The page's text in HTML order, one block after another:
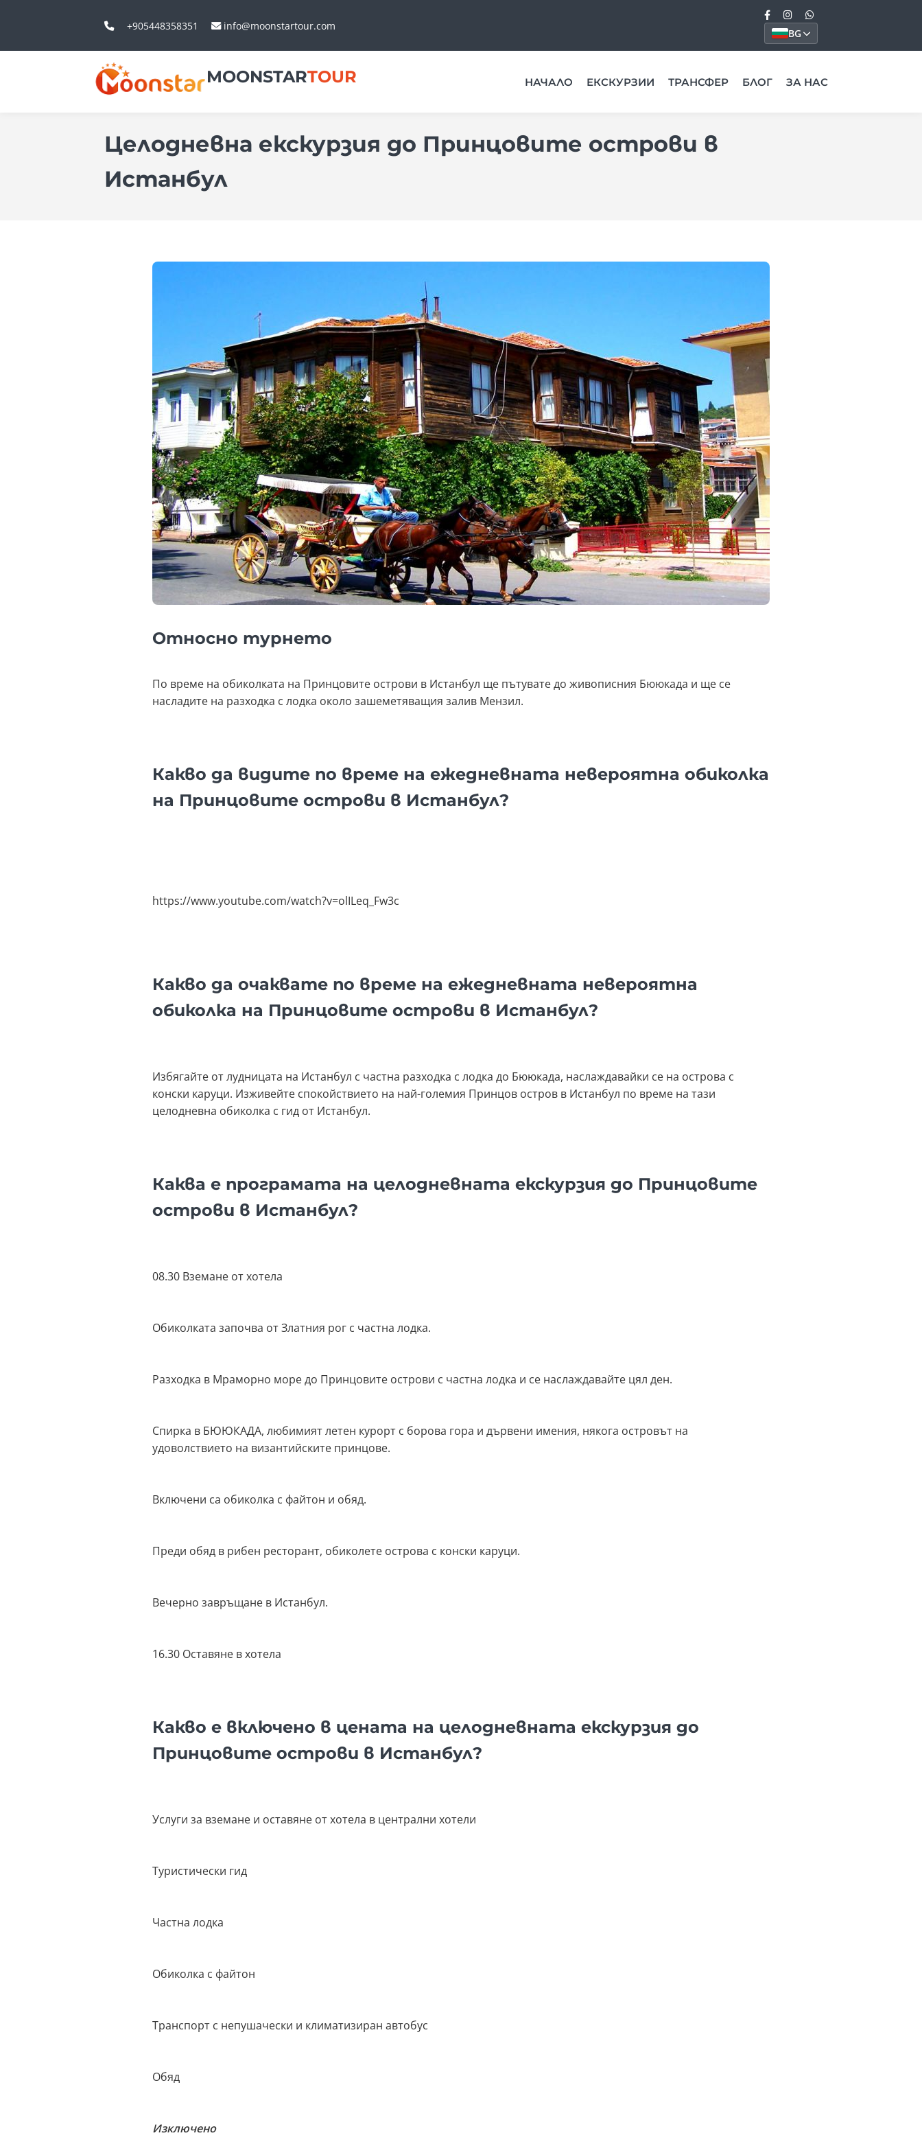
+905448358351 info@moonstartour.com
BG
MOONSTARTOUR НАЧАЛО ЕКСКУРЗИИ ТРАНСФЕР БЛОГ ЗА НАС
Целодневна екскурзия до Принцовите острови в
Истанбул
Относно турнето
По време на обиколката на Принцовите острови в Истанбул ще пътувате до живописния Бююкада и ще се
насладите на разходка с лодка около зашеметяващия залив Мензил.
Какво да видите по време на ежедневната невероятна обиколка
на Принцовите острови в Истанбул?
https://www.youtube.com/watch?v=olILeq_Fw3c
Какво да очаквате по време на ежедневната невероятна
обиколка на Принцовите острови в Истанбул?
Избягайте от лудницата на Истанбул с частна разходка с лодка до Бююкада, наслаждавайки се на острова с
конски каруци. Изживейте спокойствието на най-големия Принцов остров в Истанбул по време на тази
целодневна обиколка с гид от Истанбул.
Каква е програмата на целодневната екскурзия до Принцовите
острови в Истанбул?
08.30 Вземане от хотела
Обиколката започва от Златния рог с частна лодка.
Разходка в Мраморно море до Принцовите острови с частна лодка и се наслаждавайте цял ден.
Спирка в БЮЮКАДА, любимият летен курорт с борова гора и дървени имения, някога островът на
удоволствието на византийските принцове.
Включени са обиколка с файтон и обяд.
Преди обяд в рибен ресторант, обиколете острова с конски каруци.
Вечерно завръщане в Истанбул.
16.30 Оставяне в хотела
Какво е включено в цената на целодневната екскурзия до
Принцовите острови в Истанбул?
Услуги за вземане и оставяне от хотела в централни хотели
Туристически гид
Частна лодка
Обиколка с файтон
Транспорт с непушачески и климатизиран автобус
Обяд
Изключено